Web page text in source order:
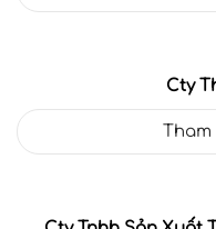
Cty
Tham